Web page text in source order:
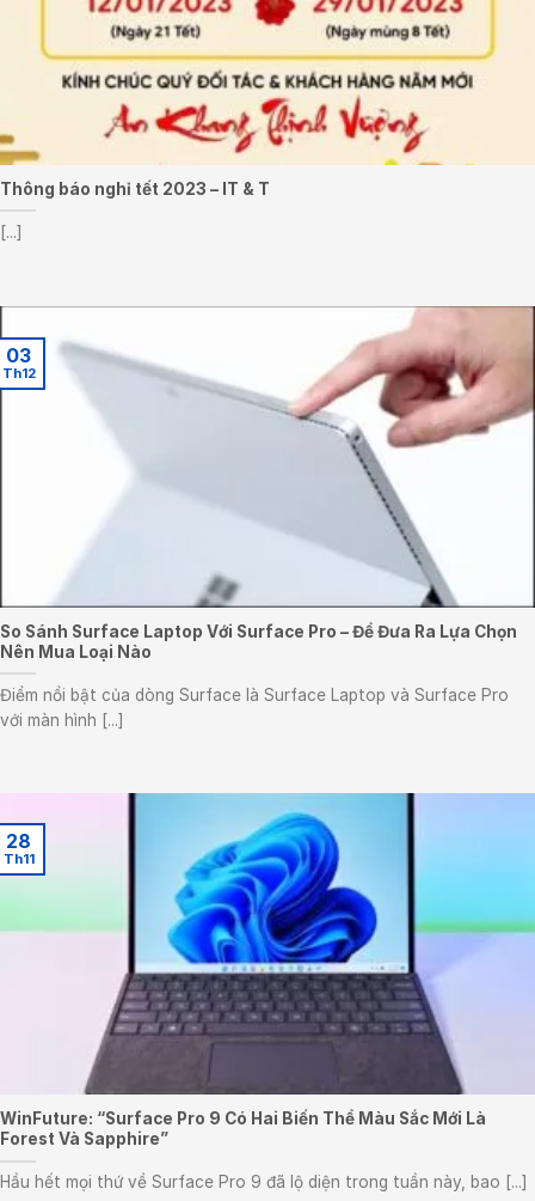
Thông báo nghỉ tết 2023 – IT & T
[...]
So Sánh Surface Laptop Với Surface Pro – Để Đưa Ra Lựa Chọn
Nên Mua Loại Nào
Điểm nổi bật của dòng Surface là Surface Laptop và Surface Pro
với màn hình [...]
03
Th12
WinFuture: “Surface Pro 9 Có Hai Biến Thể Màu Sắc Mới Là
Forest Và Sapphire”
Hầu hết mọi thứ về Surface Pro 9 đã lộ diện trong tuần này, bao [...]
28
Th11